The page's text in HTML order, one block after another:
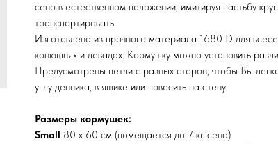
сено в естественном положении, имитируя пастьбу
транспортировать.
Изготовлена из прочного материала 1680 D для
конюшнях и левадах. Кормушку можно установить
Предусмотрены петли с разных сторон, чтобы Вы
углу денника, в ящике или повесить на стену.
Размеры кормушек:
Small
80 х 60 см (помещается до 7 кг сена)